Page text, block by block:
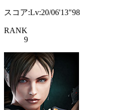
スコア:Lv:20/06'13"98
RANK
9